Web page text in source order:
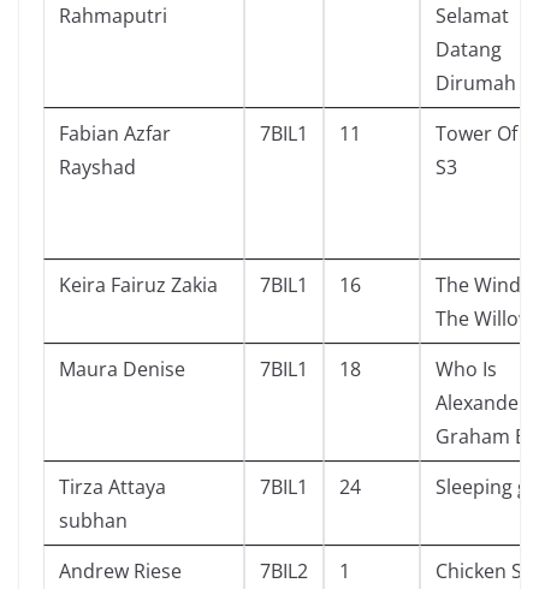
Rahmaputri
Selamat
Datang
Dirumah
Fabian Azfar
Rayshad
7BIL1 11
Tower Of
S3
Keira Fairuz Zakia 7BIL1 16
The Wind
The
Maura Denise
7BIL1 18
Who Is
Alexander
Graham
Tirza Attaya
subhan
7BIL1 24 Sleeping
Andrew Riese
7BIL2 1 Chicken